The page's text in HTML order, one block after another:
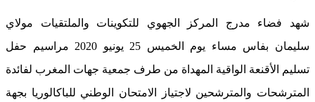
شهد فضاء مدرج المركز الجهوي للتكوينات والملتقيات مولاي
سليمان بفاس مساء يوم الخميس 25 يونيو 2020 مراسيم حفل
تسليم الأقنعة الواقية المهداة من طرف جمعية جهات المغرب لفائدة
المترشحات والمترشحين لاجتياز الامتحان الوطني للباكالوريا بجهة